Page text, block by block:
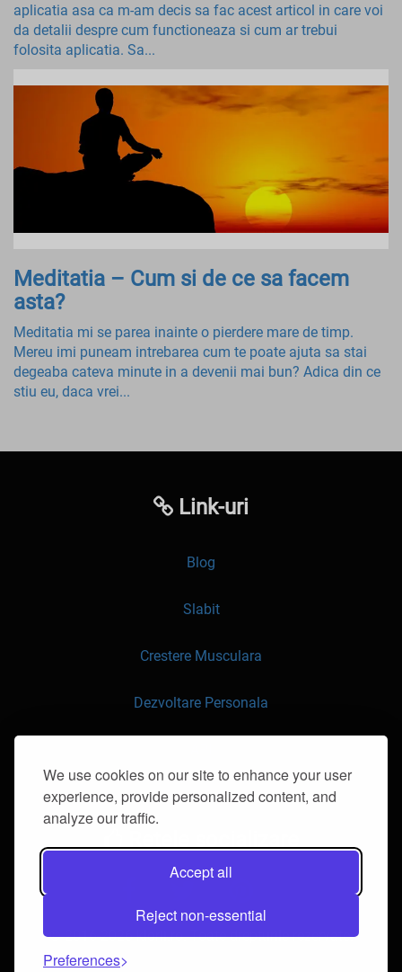
We use cookies on our site to enhance your user
experience, provide personalized content, and
analyze our traffic.
Accept all
Reject non-essential
Preferences
aplicatia asa ca m-am decis sa fac acest articol in care voi
da detalii despre cum functioneaza si cum ar trebui
folosita aplicatia. Sa...
Meditatia – Cum si de ce sa facem
asta?
Meditatia mi se parea inainte o pierdere mare de timp.
Mereu imi puneam intrebarea cum te poate ajuta sa stai
degeaba cateva minute in a devenii mai bun? Adica din ce
stiu eu, daca vrei...
Link-uri
Blog
Slabit
Crestere Musculara
Dezvoltare Personala
Contacteaza-ne
© 2016-2026 klorii.ro. Toate drepturile rezervate.